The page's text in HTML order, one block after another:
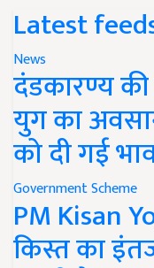
Latest
News
दंडकारण्य
युग का
को दी गई
Government Scheme
PM Kisan
किस्त का